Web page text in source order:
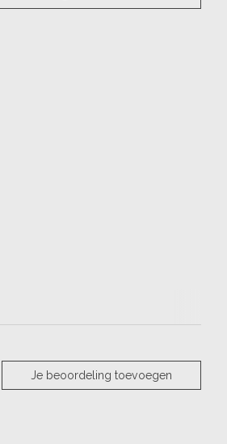
Je beoordeling toevoegen